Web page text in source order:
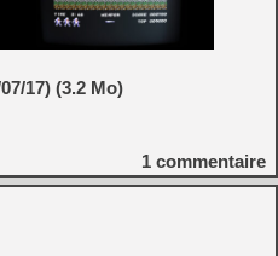
17) (3.2 Mo)
1 commentaire